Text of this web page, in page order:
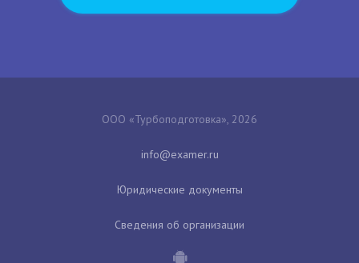
ООО «Турбоподготовка», 2026
Юридические документы
Сведения об организации